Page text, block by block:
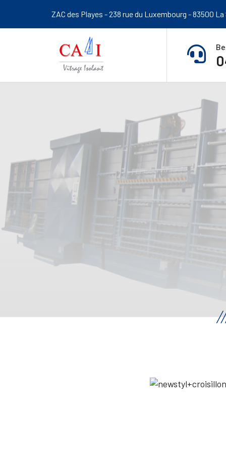
ZAC des Playes - 238 rue du Luxembourg - 83500